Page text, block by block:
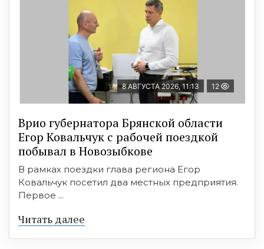
8 АВГУСТА 2026, 11:13 12
Врио губернатора Брянской области
Егор Ковальчук с рабочей поездкой
побывал в Новозыбкове
В рамках поездки глава региона Егор
Ковальчук посетил два местных предприятия.
Первое ...
Читать далее